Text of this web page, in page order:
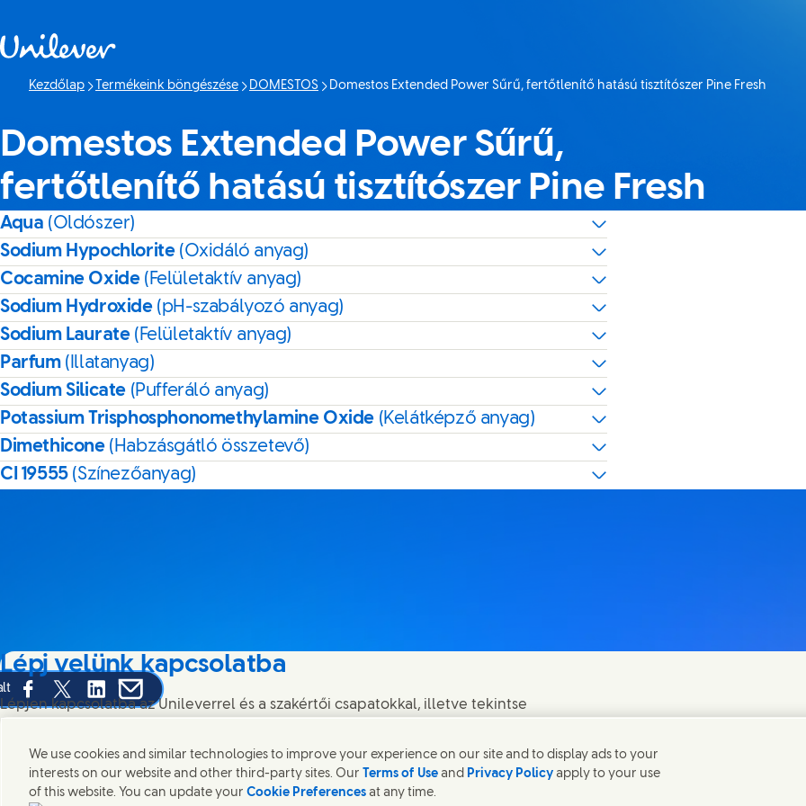
Kezdőlap Termékeink böngészése DOMESTOS
Jelenlegi oldal :
Domestos Extended Power Sűrű, fertőtlenítő hatású tisztítószer Pine Fresh
Domestos Extended Power Sűrű,
fertőtlenítő hatású tisztítószer Pine Fresh
Aqua (Oldószer)
Sodium Hypochlorite (Oxidáló anyag)
Cocamine Oxide (Felületaktív anyag)
Sodium Hydroxide (pH-szabályozó anyag)
Sodium Laurate (Felületaktív anyag)
Parfum (Illatanyag)
Sodium Silicate (Pufferáló anyag)
Potassium Trisphosphonomethylamine Oxide (Kelátképző anyag)
Dimethicone (Habzásgátló összetevő)
CI 19555 (Színezőanyag)
Share this page on Facebook
Share this page on X
Share this page on Linked In
Share this page on E-mail
Lépj velünk kapcsolatba
Lépjen kapcsolatba az Unileverrel és a szakértői csapatokkal, illetve tekintse
Lépj velünk kapcsolatba
We use cookies and similar technologies to improve your experience on our site and to display ads to your
interests on our website and other third-party sites. Our Terms of Use and Privacy Policy apply to your use
of this website. You can update your Cookie Preferences at any time.